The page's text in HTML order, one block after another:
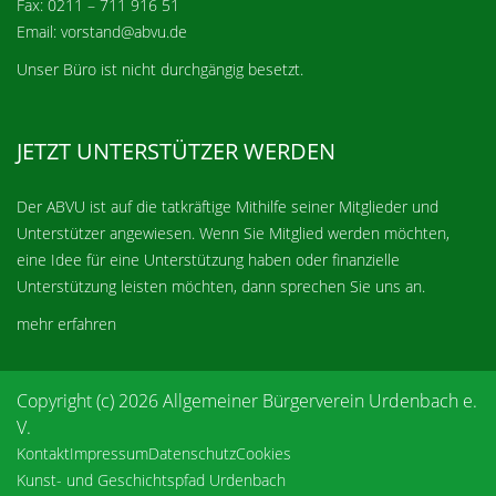
Fax: 0211 – 711 916 51
Email: vorstand@abvu.de
Unser Büro ist nicht durchgängig besetzt.
JETZT UNTERSTÜTZER WERDEN
Der ABVU ist auf die tatkräftige Mithilfe seiner Mitglieder und
Unterstützer angewiesen. Wenn Sie Mitglied werden möchten,
eine Idee für eine Unterstützung haben oder finanzielle
Unterstützung leisten möchten, dann sprechen Sie uns an.
mehr erfahren
Copyright (c) 2026 Allgemeiner Bürgerverein Urdenbach e.
V.
KontaktImpressumDatenschutzCookies
Kunst- und Geschichtspfad Urdenbach